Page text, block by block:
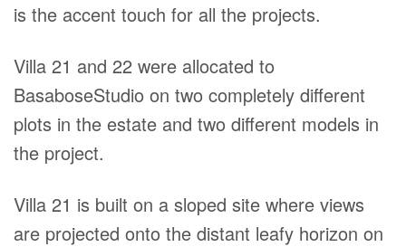
is the accent touch for all the projects.
Villa 21 and 22 were allocated to
BasaboseStudio on two completely different
plots in the estate and two different models in
the project.
Villa 21 is built on a sloped site where views
are projected onto the distant leafy horizon on